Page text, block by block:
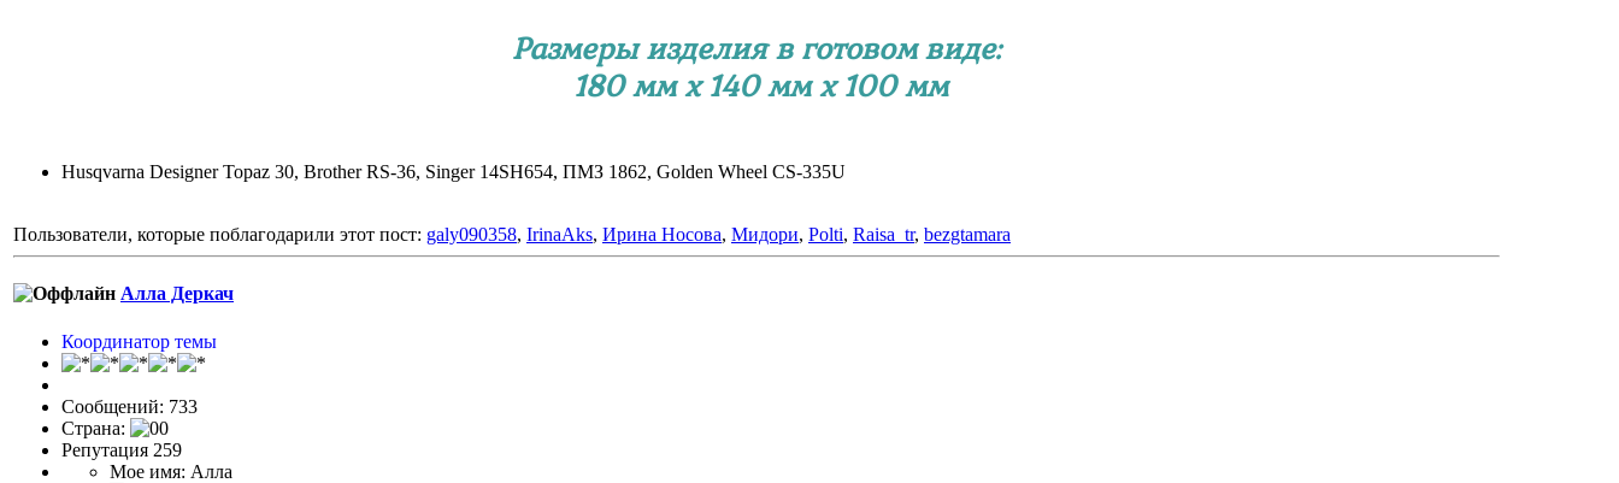
Размеры изделия в готовом виде:
180 мм х 140 мм х 100 мм
Husqvarna Designer Topaz 30, Brother RS-36, Singer 14SH654, ПМЗ 1862, Golden Wheel CS-335U
Пользователи, которые поблагодарили этот пост: galy090358, IrinaAks, Ирина Носова, Мидори, Polti, Raisa_tr, bezgtamara
Алла Деркач
Координатор темы
Сообщений: 733
Страна:
Репутация 259
Мое имя: Алла